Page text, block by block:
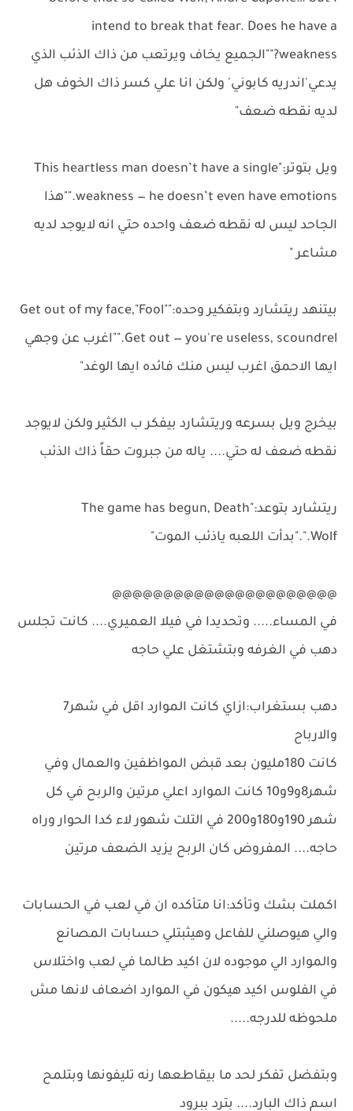
intend to break that fear. Does he have a
weakness?""الجميع يخاف ويرتعب من ذاك الذئب الذي
يدعي'اندريه كابوني' ولكن انا علي كسر ذاك الخوف هل
لديه نقطه ضعف"
ويل بتوتر:"This heartless man doesn’t have a single
weakness — he doesn’t even have emotions.""هذا
الجاحد ليس له نقطه ضعف واحده حتي انه لايوجد لديه
مشاعر "
بيتنهد ريتشارد وبتفكير وحده:"Get out of my face,"Fool"
Get out — you're useless, scoundrel.""اغرب عن وجهي
ايها الاحمق اغرب ليس منك فائده ايها الوغد"
بيخرج ويل بسرعه وريتشارد بيفكر ب الكثير ولكن لايوجد
نقطه ضعف له حتي.... ياله من جبروت حقاً ذاك الذئب
ريتشارد بتوعد:"The game has begun, Death
Wolf."."بدأت اللعبه ياذئب الموت"
@@@@@@@@@@@@@@@@@@@@@@
في المساء..... وتحديدا في فيلا العميري.... كانت تجلس
دهب في الغرفه وبتشتغل علي حاجه
دهب بستغراب:ازاي كانت الموارد اقل في شهر7
والارباح
كانت 180مليون بعد قبض المواظفين والعمال وفي
شهر8و9و10 كانت الموارد اعلي مرتين والربح في كل
شهر 190و180و200 في التلت شهور لاء كدا الحوار وراه
حاجه.... المفروض كان الربح يزيد الضعف مرتين
اكملت بشك وتأكد:انا متأكده ان في لعب في الحسابات
والي هيوصلني للفاعل وهيثبتلي حسابات المصانع
والموارد الي موجوده لان اكيد طالما في لعب واختلاس
في الفلوس اكيد هيكون في الموارد اضعاف لانها مش
ملحوظه للدرجه.....
وبتفضل تفكر لحد ما بيقاطعها رنه تليفونها وبتلمح
اسم ذاك البارد.... بترد ببرود